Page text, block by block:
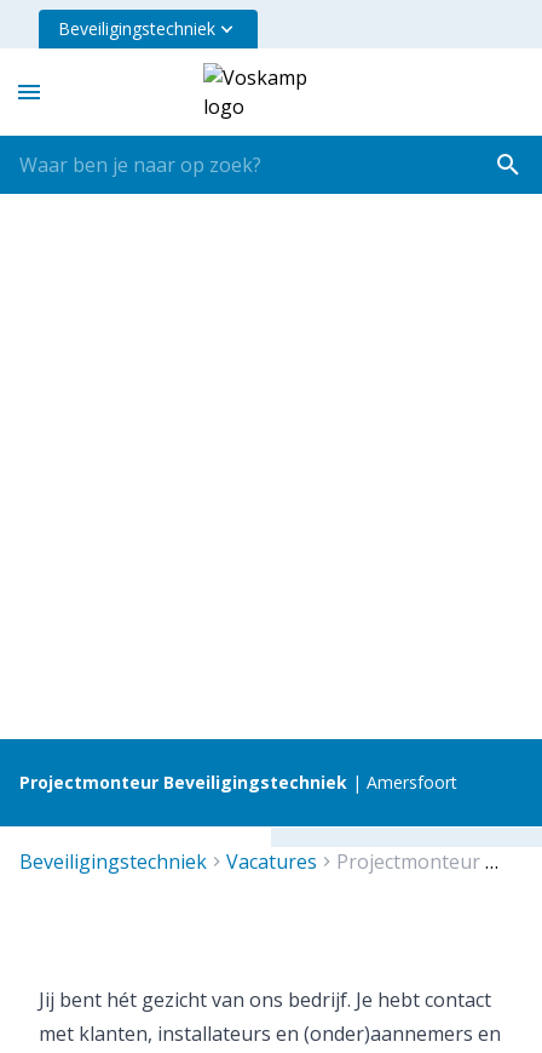
Beveiligingstechniek
Projectmonteur Beveiligingstechniek | Amersfoort
beveiligingstechniek vacatures projectmonteur amersfoort
Jij bent hét gezicht van ons bedrijf. Je hebt contact
met klanten, installateurs en (onder)aannemers en